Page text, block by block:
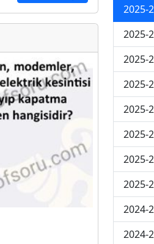
2025-
2025-
2025-
2025-
2025-
2025-
2025-
2025-
2024-
2024-